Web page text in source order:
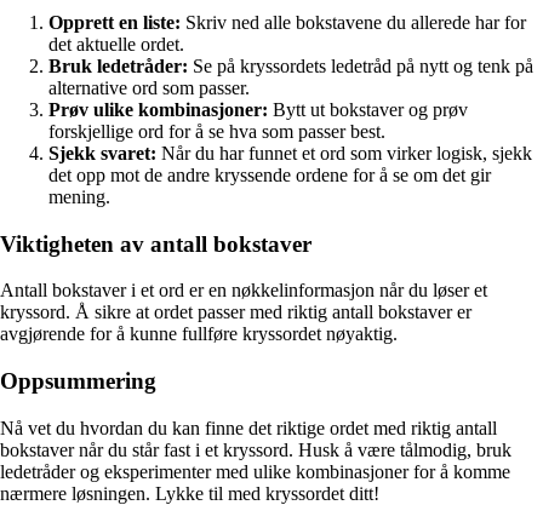
Opprett en liste: Skriv ned alle bokstavene du allerede har for
det aktuelle ordet.
Bruk ledetråder: Se på kryssordets ledetråd på nytt og tenk på
alternative ord som passer.
Prøv ulike kombinasjoner: Bytt ut bokstaver og prøv
forskjellige ord for å se hva som passer best.
Sjekk svaret: Når du har funnet et ord som virker logisk, sjekk
det opp mot de andre kryssende ordene for å se om det gir
mening.
Viktigheten av antall bokstaver
Antall bokstaver i et ord er en nøkkelinformasjon når du løser et
kryssord. Å sikre at ordet passer med riktig antall bokstaver er
avgjørende for å kunne fullføre kryssordet nøyaktig.
Oppsummering
Nå vet du hvordan du kan finne det riktige ordet med riktig antall
bokstaver når du står fast i et kryssord. Husk å være tålmodig, bruk
ledetråder og eksperimenter med ulike kombinasjoner for å komme
nærmere løsningen. Lykke til med kryssordet ditt!